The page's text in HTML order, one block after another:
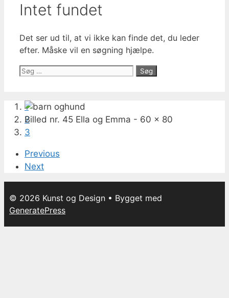
Intet fundet
Det ser ud til, at vi ikke kan finde det, du leder
efter. Måske vil en søgning hjælpe.
Søg
Billed nr. 45 Ella og Emma - 60 x 80
1
2
3
Previous
Next
© 2026 Kunst og Design • Bygget med
GeneratePress